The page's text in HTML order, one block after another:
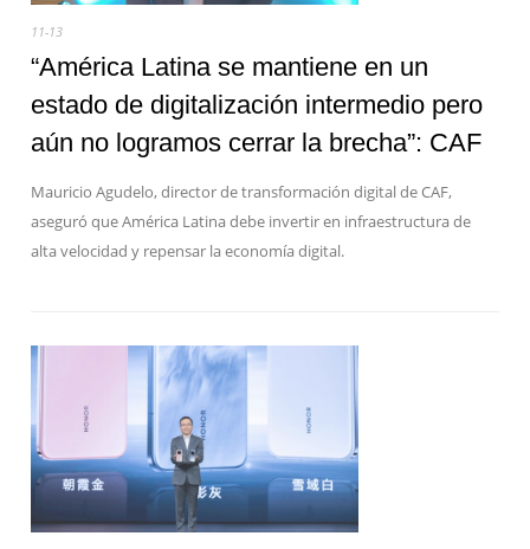
11-13
“América Latina se mantiene en un
estado de digitalización intermedio pero
aún no logramos cerrar la brecha”: CAF
Mauricio Agudelo, director de transformación digital de CAF,
aseguró que América Latina debe invertir en infraestructura de
alta velocidad y repensar la economía digital.